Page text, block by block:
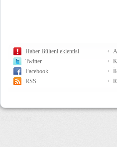
Haber Bülteni eklentisi
Twitter
Facebook
RSS